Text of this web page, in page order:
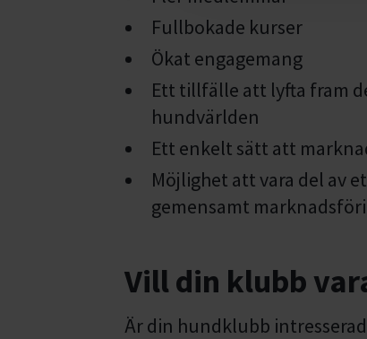
Fullbokade kurser
Ökat engagemang
Ett tillfälle att lyfta fram
hundvärlden
Ett enkelt sätt att
Möjlighet att vara del av
gemensamt
Vill din klubb
Är din hundklubb